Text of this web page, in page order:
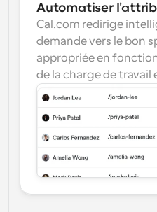
Automatiser
Cal.com redirige
demande vers le bon
appropriée en
de la charge de travail